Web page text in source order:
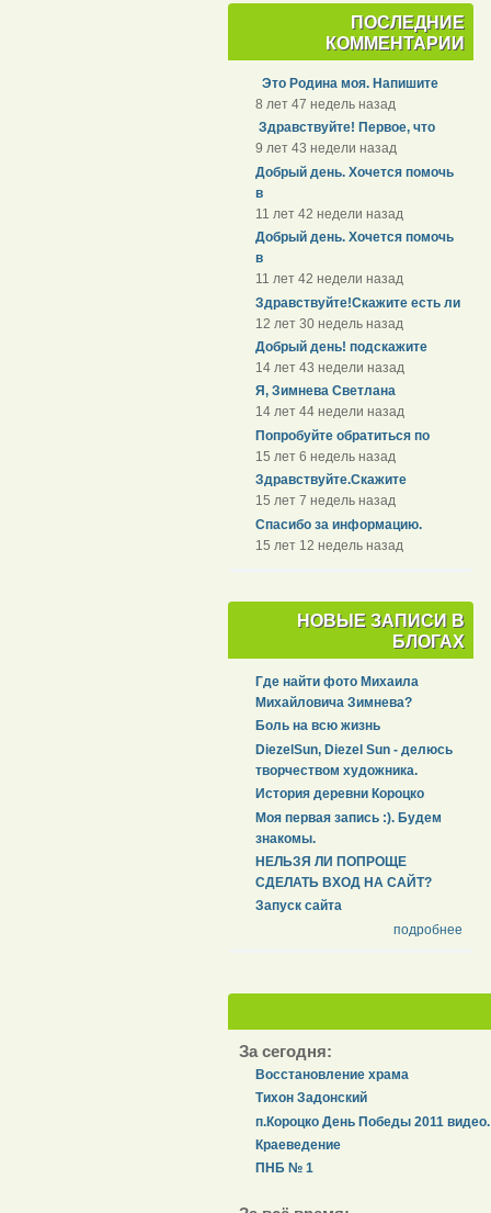
ПОСЛЕДНИЕ
КОММЕНТАРИИ
Это Родина моя. Напишите
8 лет 47 недель назад
Здравствуйте! Первое, что
9 лет 43 недели назад
Добрый день. Хочется помочь
в
11 лет 42 недели назад
Добрый день. Хочется помочь
в
11 лет 42 недели назад
Здравствуйте!Скажите есть ли
12 лет 30 недель назад
Добрый день! подскажите
14 лет 43 недели назад
Я, Зимнева Светлана
14 лет 44 недели назад
Попробуйте обратиться по
15 лет 6 недель назад
Здравствуйте.Скажите
15 лет 7 недель назад
Спасибо за информацию.
15 лет 12 недель назад
НОВЫЕ ЗАПИСИ В
БЛОГАХ
Где найти фото Михаила
Михайловича Зимнева?
Боль на всю жизнь
DiezelSun, Diezel Sun - делюсь
творчеством художника.
История деревни Короцко
Моя первая запись :). Будем
знакомы.
НЕЛЬЗЯ ЛИ ПОПРОЩЕ
СДЕЛАТЬ ВХОД НА САЙТ?
Запуск сайта
подробнее
За сегодня:
Восстановление храма
Тихон Задонский
п.Короцко День Победы 2011 видео.
Краеведение
ПНБ № 1